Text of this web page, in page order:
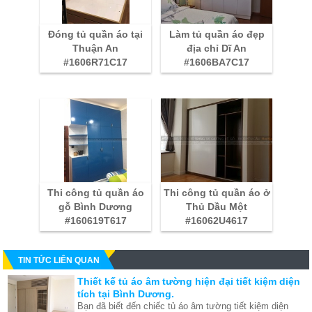
Đóng tủ quần áo tại
Thuận An
#1606R71C17
Làm tủ quần áo đẹp
địa chỉ Dĩ An
#1606BA7C17
Thi công tủ quần áo
gỗ Bình Dương
#160619T617
Thi công tủ quần áo ở
Thủ Dầu Một
#16062U4617
TIN TỨC LIÊN QUAN
Thiết kế tủ áo âm tường hiện đại tiết kiệm diện
tích tại Bình Dương.
Bạn đã biết đến chiếc tủ áo âm tường tiết kiệm diện